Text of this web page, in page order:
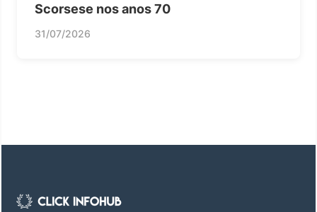
Scorsese nos anos 70
31/07/2026